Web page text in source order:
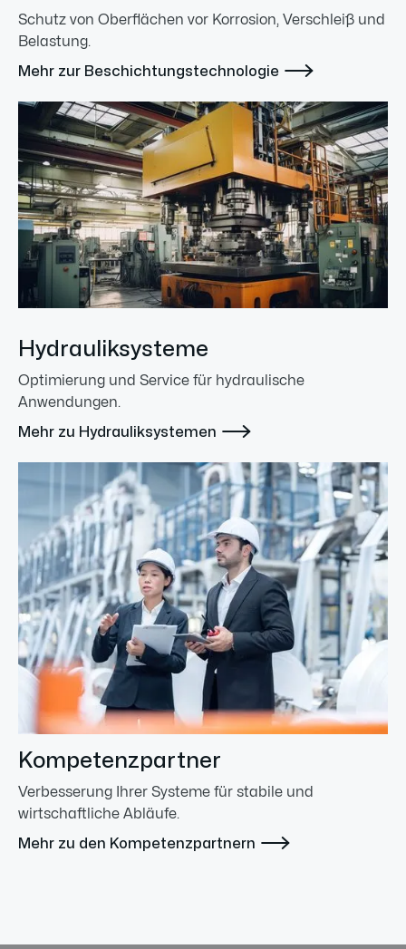
Schutz von Oberflächen vor Korrosion, Verschleiß und
Belastung.
Mehr zur Beschichtungstechnologie 
Hydrauliksysteme
Optimierung und Service für hydraulische
Anwendungen.
Mehr zu Hydrauliksystemen 
Kompetenzpartner
Verbesserung Ihrer Systeme für stabile und
wirtschaftliche Abläufe.
Mehr zu den Kompetenzpartnern 